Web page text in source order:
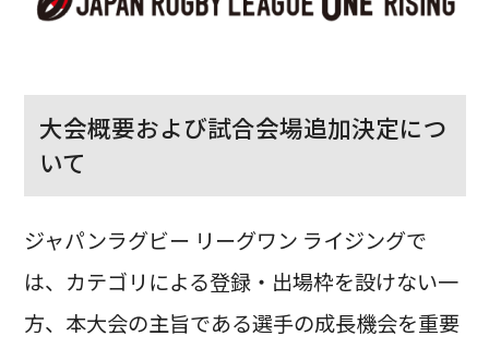
大会概要および試合会場追加決定につ
いて
ジャパンラグビー リーグワン ライジングで
は、カテゴリによる登録・出場枠を設けない一
方、本大会の主旨である選手の成長機会を重要